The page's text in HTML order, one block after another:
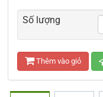
Số lượng
Thêm vào giỏ